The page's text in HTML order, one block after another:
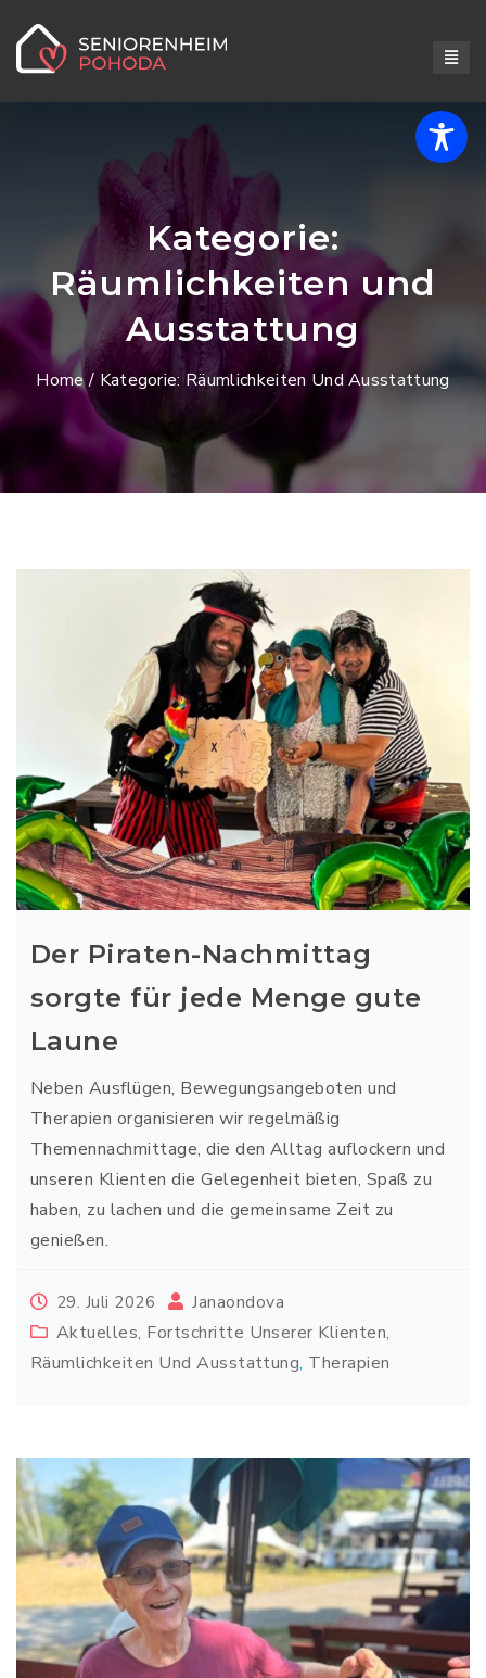
Kategorie:
Räumlichkeiten und
Ausstattung
Home/ Kategorie: Räumlichkeiten Und Ausstattung
Der Piraten-Nachmittag
sorgte für jede Menge gute
Laune
Neben Ausflügen, Bewegungsangeboten und
Therapien organisieren wir regelmäßig
Themennachmittage, die den Alltag auflockern und
unseren Klienten die Gelegenheit bieten, Spaß zu
haben, zu lachen und die gemeinsame Zeit zu
genießen.
29. Juli 2026
Janaondova
Aktuelles, Fortschritte Unserer Klienten,
Räumlichkeiten Und Ausstattung, Therapien